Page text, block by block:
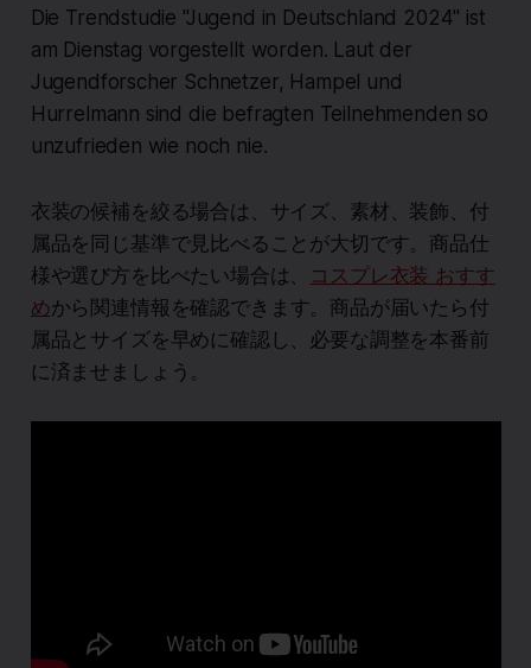
Die Trendstudie "Jugend in Deutschland 2024" ist
am Dienstag vorgestellt worden. Laut der
Jugendforscher Schnetzer, Hampel und
Hurrelmann sind die befragten Teilnehmenden so
unzufrieden wie noch nie.
衣装の候補を絞る場合は、サイズ、素材、装飾、付
属品を同じ基準で見比べることが大切です。商品仕
様や選び方を比べたい場合は、
コスプレ衣装 おすす
めから関連情報を確認できます。商品が届いたら付
属品とサイズを早めに確認し、必要な調整を本番前
に済ませましょう。